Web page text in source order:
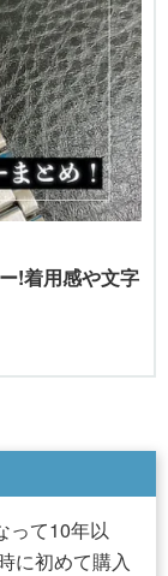
!着用感や文字
って10年以
に初めて購入